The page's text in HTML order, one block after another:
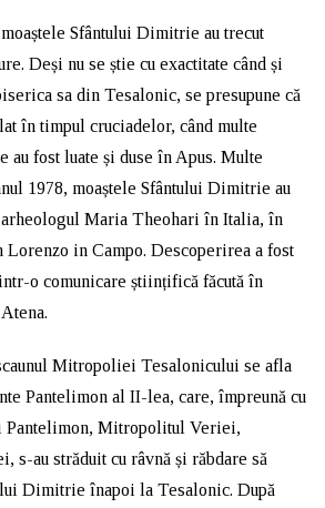
Sfântului Dimitrie au trecut
Deși nu se știe cu exactitate când și
sa din Tesalonic, se presupune că
în timpul cruciadelor, când multe
au fost luate și duse în Apus. Multe
1978, moaștele Sfântului Dimitrie au
Maria Theohari în Italia, în
Lorenzo in Campo. Descoperirea a fost
o comunicare științifică făcută în
Mitropoliei Tesalonicului se afla
Pantelimon al II-lea, care, împreună cu
Pantelimon, Mitropolitul Veriei,
s-au străduit cu râvnă și răbdare să
Dimitrie înapoi la Tesalonic. După